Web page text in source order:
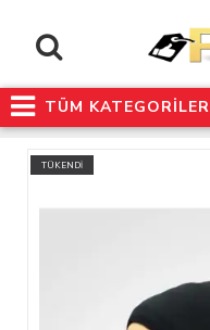
TÜM KATEGORİLER
TÜKENDİ